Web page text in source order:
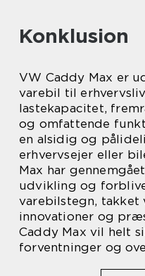
Konklusion
VW Caddy Max er
varebil til
lastekapacitet,
og omfattende
en alsidig og
erhvervsejer eller
Max har
udvikling og
varebilstegn, takket
innovationer og
Caddy Max vil helt
forventninger og